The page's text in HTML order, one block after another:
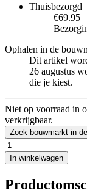
Thuisbezorgd
€69.95
Ophalen in de
Dit artikel
26 augustus
die je kiest.
Niet op voorraad in
verkrijgbaar.
Zoek bouwmarkt in
In winkelwagen